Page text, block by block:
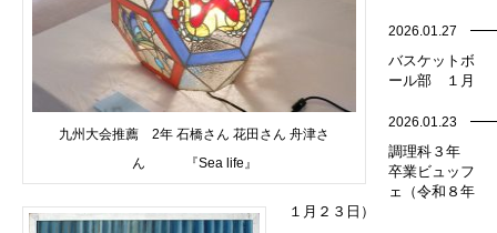
九州大会推薦 2年 石橋さん 花田さん 舟津さ
ん 『Sea life』
2026.01.27
バスケットボ
ール部 １月
2026.01.23
調理科３年
卒業ビュッフ
ェ（令和８年
１月２３日）